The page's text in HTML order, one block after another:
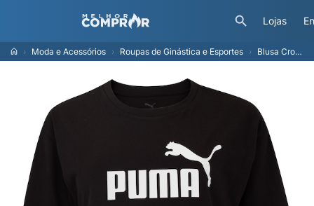
Lojas
Moda e Acessórios Roupas de Ginástica e Esportes Blusa Cropped Feminina Puma Manga Curta Ess N1 Logo Relaxed